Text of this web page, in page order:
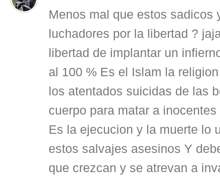
Menos mal que estos sadicos
luchadores por la libertad ?
libertad de implantar un
al 100 % Es el Islam la
los atentados suicidas de las
cuerpo para matar a
Es la ejecucion y la muerte lo
estos salvajes asesinos Y
que crezcan y se atrevan a